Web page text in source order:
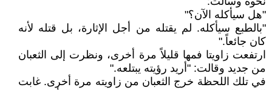
"هل سيأكله الآن؟"
"بالطبع سيأكله. لم يقتله من أجل الإثارة، بل قتله لأنه
كان جائعاً."
ارتفعت زاويتا فمها قليلاً مرة أخرى، ونظرت إلى الثعبان
من جديد وقالت: "أريد رؤيته يبتلعه."
في تلك اللحظة خرج الثعبان من زاويته مرة أخرى. غابت